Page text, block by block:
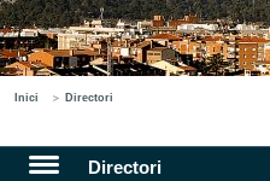
Inici Directori
Directori